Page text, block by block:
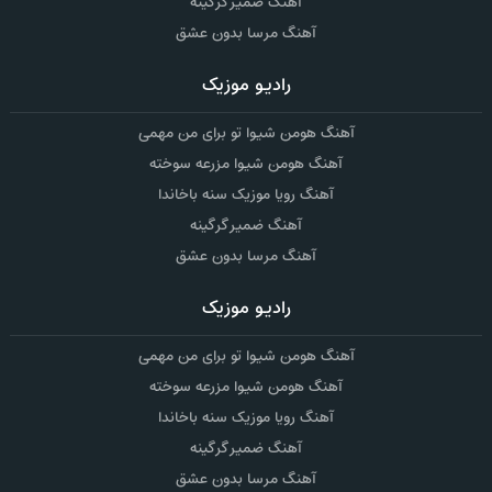
آهنگ مرسا بدون عشق
رادیو موزیک
آهنگ هومن شیوا تو برای من مهمی
آهنگ هومن شیوا مزرعه سوخته
آهنگ رویا موزیک سنه باخاندا
آهنگ ضمیر گرگینه
آهنگ مرسا بدون عشق
رادیو موزیک
آهنگ هومن شیوا تو برای من مهمی
آهنگ هومن شیوا مزرعه سوخته
آهنگ رویا موزیک سنه باخاندا
آهنگ ضمیر گرگینه
آهنگ مرسا بدون عشق